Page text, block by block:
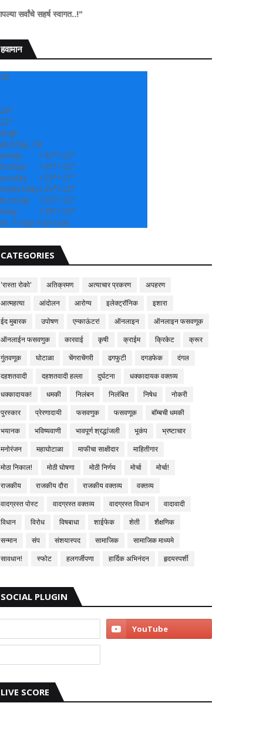
स्वागत..!"
हवामान
28
29°
22°
08
+30°+22°
+29°+22°
+29°+21°
+29°+22°
+29°+22°
+28°+22°
7-Day Forecast
CATEGORIES
'रास्ता रोको' अतिक्रमण अत्याचार प्रकरण
अपहरण
आत्महत्या
आंदोलन आरोग्य इलेक्ट्रॉनिक
इशारा
ईद मुबारक
उपोषण एन्काऊंटर! ऑनलाइन
ऑनलाइन फसवणूक
ऑनलाईन फसवणुक
कारवाई कृषी क्राईम क्रिकेट
क्रूर
गुंतवणूक
घोटाळा चेंगराचेंगरी ढगफुटी दगडफेक
दंगल
दहशतवादी
दहशतवादी हल्ला दुर्घटना
धक्कादायक वक्तव्य
धक्कादायक!
धमकी निलंबन निलंबित निषेध
नोकरी
पुरस्कार
प्रेरणादायी फसवणुक फसवणूक
बॉम्बची धमकी
भयानक
भविष्यवाणी भावपूर्ण श्रद्धांजली भूकंप
भ्रष्टाचार
मनोरंजन
महाघोटाळा माफीचा साक्षीदार
माहितीगार
मोठा निकाल!
मोठी घोषणा मोठी निर्णय मोर्चा
मोर्चा!
राजकीय
राजकीय दौरा राजकीय वक्तव्य
वक्तव्य
वादग्रस्त पोस्ट
वादग्रस्त वक्तव्य वादग्रस्त विधान
वादावादी
विधान
विरोध विषबाधा शाईफेक शेती
शैक्षणिक
सन्मान
संप संशयास्पद सामाजिक
सामाजिक माध्यमे
सावधान!
स्फोट हलगर्जीपणा हार्दिक अभिनंदन हृदयस्पर्शी
SOCIAL PLUGIN
LIVE SCORE